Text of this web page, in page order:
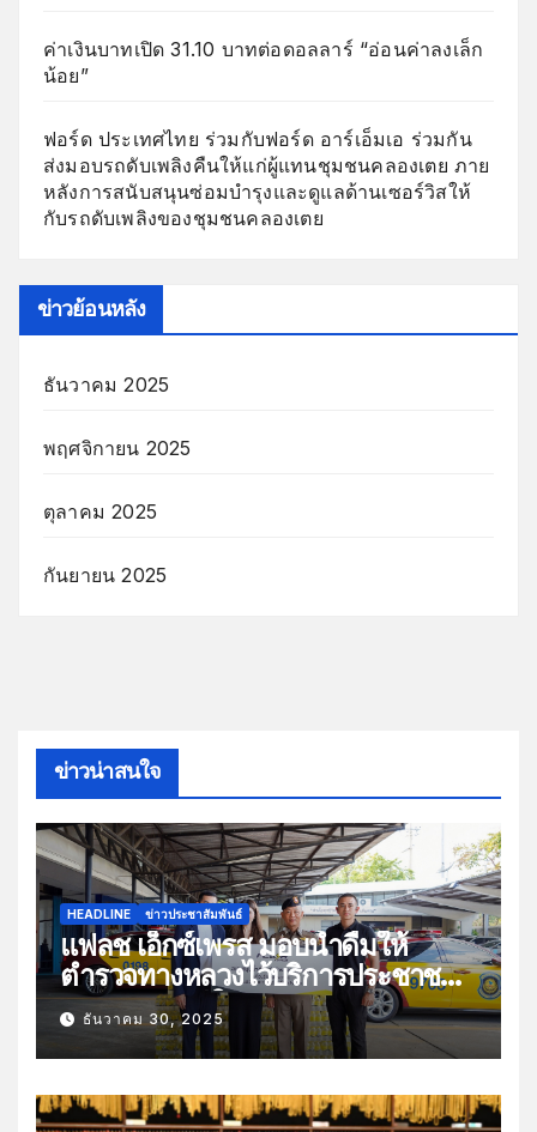
ค่าเงินบาทเปิด 31.10 บาทต่อดอลลาร์ “อ่อนค่าลงเล็ก
น้อย”
ฟอร์ด ประเทศไทย ร่วมกับฟอร์ด อาร์เอ็มเอ ร่วมกัน
ส่งมอบรถดับเพลิงคืนให้แก่ผู้แทนชุมชนคลองเตย ภาย
หลังการสนับสนุนซ่อมบำรุงและดูแลด้านเซอร์วิสให้
กับรถดับเพลิงของชุมชนคลองเตย
ข่าวย้อนหลัง
ธันวาคม 2025
พฤศจิกายน 2025
ตุลาคม 2025
กันยายน 2025
ข่าวน่าสนใจ
HEADLINE ข่าวประชาสัมพันธ์
แฟลช เอ็กซ์เพรส มอบน้ำดื่มให้
ตำรวจทางหลวงไว้บริการประชาชน
ช่วงเทศกาลปีใหม่
ธันวาคม 30, 2025